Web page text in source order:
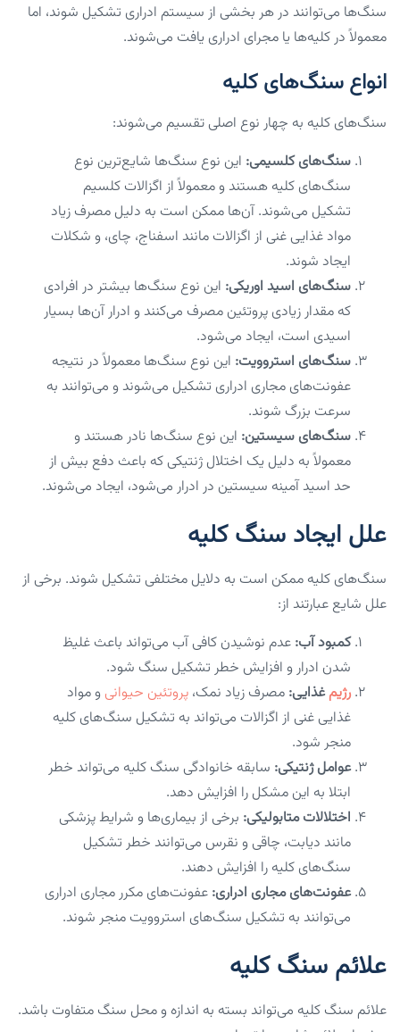
سنگ‌ها می‌توانند در هر بخشی از سیستم ادراری تشکیل شوند، اما
معمولاً در کلیه‌ها یا مجرای ادراری یافت می‌شوند.
انواع سنگ‌های کلیه
سنگ‌های کلیه به چهار نوع اصلی تقسیم می‌شوند:
سنگ‌های کلسیمی: این نوع سنگ‌ها شایع‌ترین نوع
سنگ‌های کلیه هستند و معمولاً از اگزالات کلسیم
تشکیل می‌شوند. آن‌ها ممکن است به دلیل مصرف زیاد
مواد غذایی غنی از اگزالات مانند اسفناج، چای، و شکلات
ایجاد شوند.
سنگ‌های اسید اوریکی: این نوع سنگ‌ها بیشتر در افرادی
که مقدار زیادی پروتئین مصرف می‌کنند و ادرار آن‌ها بسیار
اسیدی است، ایجاد می‌شود.
سنگ‌های استروویت: این نوع سنگ‌ها معمولاً در نتیجه
عفونت‌های مجاری ادراری تشکیل می‌شوند و می‌توانند به
سرعت بزرگ شوند.
سنگ‌های سیستین: این نوع سنگ‌ها نادر هستند و
معمولاً به دلیل یک اختلال ژنتیکی که باعث دفع بیش از
حد اسید آمینه سیستین در ادرار می‌شود، ایجاد می‌شوند.
علل ایجاد سنگ کلیه
سنگ‌های کلیه ممکن است به دلایل مختلفی تشکیل شوند. برخی از
علل شایع عبارتند از:
کمبود آب: عدم نوشیدن کافی آب می‌تواند باعث غلیظ
شدن ادرار و افزایش خطر تشکیل سنگ شود.
رژیمغذایی: مصرف زیاد نمک، پروتئین حیوانی و مواد
غذایی غنی از اگزالات می‌تواند به تشکیل سنگ‌های کلیه
منجر شود.
عوامل ژنتیکی: سابقه خانوادگی سنگ کلیه می‌تواند خطر
ابتلا به این مشکل را افزایش دهد.
اختلالات متابولیکی: برخی از بیماری‌ها و شرایط پزشکی
مانند دیابت، چاقی و نقرس می‌توانند خطر تشکیل
سنگ‌های کلیه را افزایش دهند.
عفونت‌های مجاری ادراری: عفونت‌های مکرر مجاری ادراری
می‌توانند به تشکیل سنگ‌های استروویت منجر شوند.
علائم سنگ کلیه
علائم سنگ کلیه می‌تواند بسته به اندازه و محل سنگ متفاوت باشد.